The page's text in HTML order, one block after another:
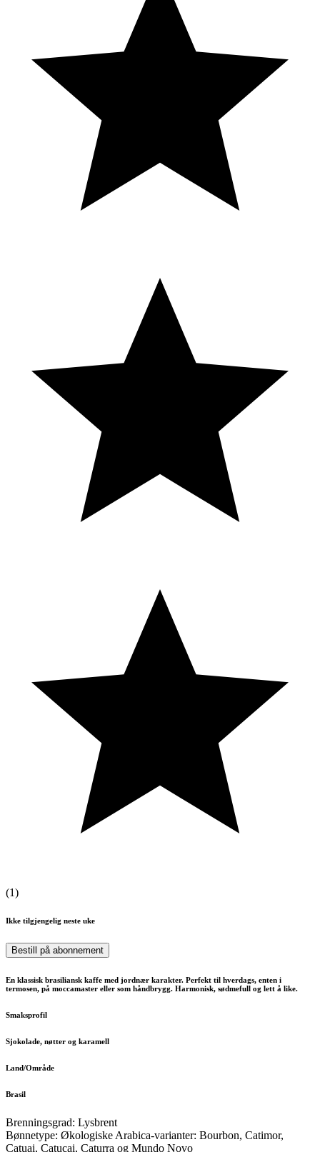
(1)
Ikke tilgjengelig neste uke
Bestill på abonnement
En klassisk brasiliansk kaffe med jordnær karakter. Perfekt til hverdags, enten i
termosen, på moccamaster eller som håndbrygg. Harmonisk, sødmefull og lett å like.
Smaksprofil
Sjokolade, nøtter og karamell
Land/Område
Brasil
Brenningsgrad: Lysbrent
Bønnetype: Økologiske Arabica-varianter: Bourbon, Catimor,
Catuai, Catucai, Caturra og Mundo Novo